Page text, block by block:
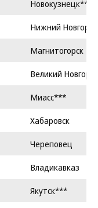
Новокузнецк***
Нижний
Магнитогорск
Великий
Миасс***
Хабаровск
Череповец
Владикавказ
Якутск***